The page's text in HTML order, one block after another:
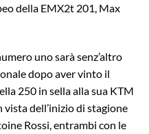
della EMX2t 201, Max
uno sarà senz’altro
dopo aver vinto il
250 in sella alla sua KTM
dell’inizio di stagione
Rossi, entrambi con le